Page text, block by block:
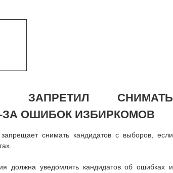
ЗАПРЕТИЛ СНИМАТЬ
ОШИБОК ИЗБИРКОМОВ
снимать кандидатов с выборов, если
должна уведомлять кандидатов об ошибках и